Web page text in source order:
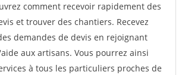
comment recevoir rapidement des
et trouver des chantiers. Recevez
demandes de devis en rejoignant
aux artisans. Vous pourrez ainsi
à tous les particuliers proches de